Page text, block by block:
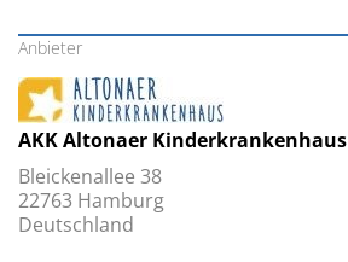
Anbieter
AKK Altonaer Kinderkrankenhaus
Bleickenallee 38
22763 Hamburg
Deutschland